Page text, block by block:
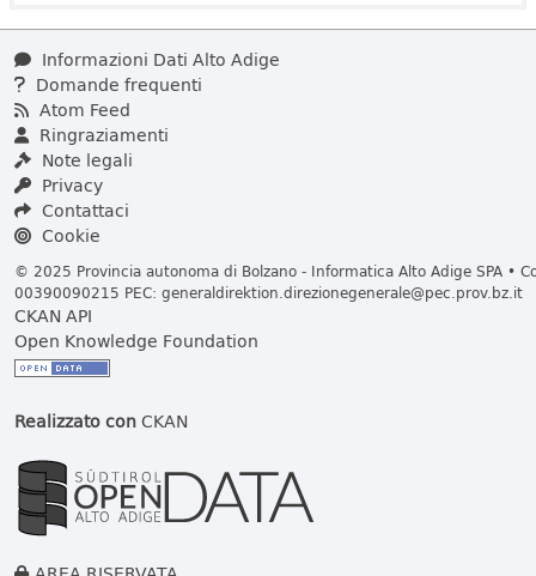
Informazioni Dati Alto Adige
Domande frequenti
Atom Feed
Ringraziamenti
Note legali
Privacy
Contattaci
Cookie
© 2025 Provincia autonoma di Bolzano - Informatica Alto Adige SPA •
00390090215 PEC: generaldirektion.direzionegenerale@pec.prov.bz.it
CKAN API
Open Knowledge Foundation
Realizzato conCKAN